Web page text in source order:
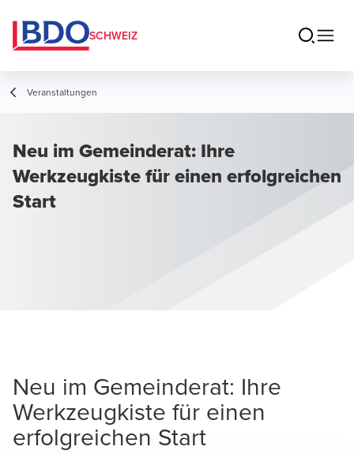
SCHWEIZ
Veranstaltungen
Neu im Gemeinderat: Ihre
Werkzeugkiste für einen erfolgreichen
Start
Neu im Gemeinderat: Ihre
Werkzeugkiste für einen
erfolgreichen Start